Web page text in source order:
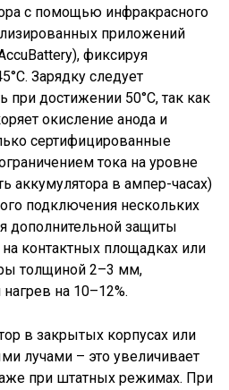
с помощью инфракрасного
приложений
фиксируя
Зарядку следует
достижении 50°C, так как
окисление анода и
сертифицированные
тока на уровне
аккумулятора в ампер-часах)
подключения нескольких
дополнительной защиты
контактных площадках или
толщиной 2–3 мм,
на 10–12%.
в закрытых корпусах или
лучами – это увеличивает
при штатных режимах. При